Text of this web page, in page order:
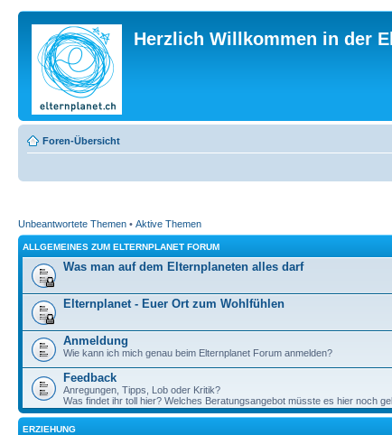
Herzlich Willkommen in der
Foren-Übersicht
Unbeantwortete Themen • Aktive Themen
ALLGEMEINES ZUM ELTERNPLANET FORUM
Was man auf dem Elternplaneten alles darf
Elternplanet - Euer Ort zum Wohlfühlen
Anmeldung
Wie kann ich mich genau beim Elternplanet Forum anmelden?
Feedback
Anregungen, Tipps, Lob oder Kritik?
Was findet ihr toll hier? Welches Beratungsangebot müsste es hier noch
ERZIEHUNG